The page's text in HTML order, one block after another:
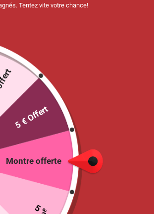
– Stylo / Lampe / Bloc note
Bleu
Tentez vite votre chance!
Montre offerte
5 %
5 € Offert